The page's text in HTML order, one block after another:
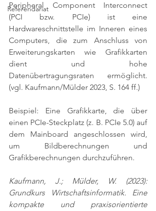
Referendariat
Peripheral Component Interconnect
(PCI bzw. PCIe) ist eine
Hardwareschnittstelle im Inneren eines
Computers, die zum Anschluss von
Erweiterungskarten wie Grafikkarten
dient und hohe
(vgl. Kaufmann/Mülder 2023, S. 164 ff.)
Beispiel: Eine Grafikkarte, die über
einen PCIe-Steckplatz (z. B. PCIe 5.0) auf
dem Mainboard angeschlossen wird,
um Bildberechnungen und
Grafikberechnungen durchzuführen.
Kaufmann, J.; Mülder, W. (2023):
Grundkurs Wirtschaftsinformatik. Eine
kompakte und praxisorientierte